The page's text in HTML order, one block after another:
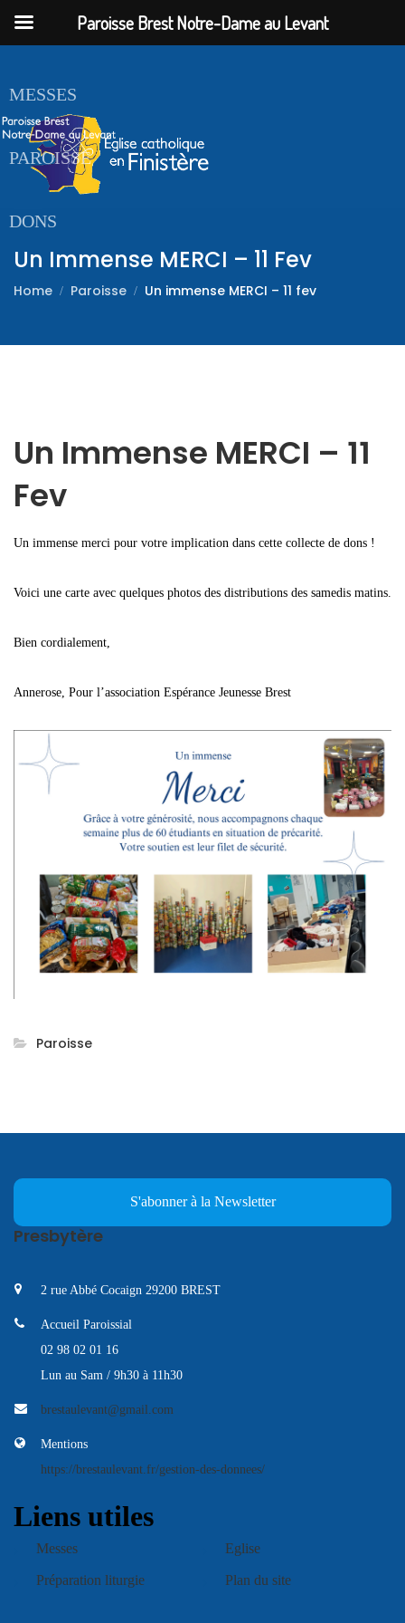
ACCUEIL
MESSES
PAROISSE
DONS
Un Immense MERCI – 11 Fev
Home Paroisse Un immense MERCI – 11 fev
Un Immense MERCI – 11
Fev
Un immense merci pour votre implication dans cette collecte de dons !
Voici une carte avec quelques photos des distributions des samedis matins.
Bien cordialement,
Annerose, Pour l’association Espérance Jeunesse Brest
Paroisse
S'abonner à la Newsletter
Presbytère
2 rue Abbé Cocaign 29200 BREST
Accueil Paroissial
02 98 02 01 16
Lun au Sam / 9h30 à 11h30
brestaulevant@gmail.com
Mentions
https://brestaulevant.fr/gestion-des-donnees/
Liens utiles
Messes Eglise
Préparation liturgie Plan du site
Paroisse Brest Notre-Dame au Levant